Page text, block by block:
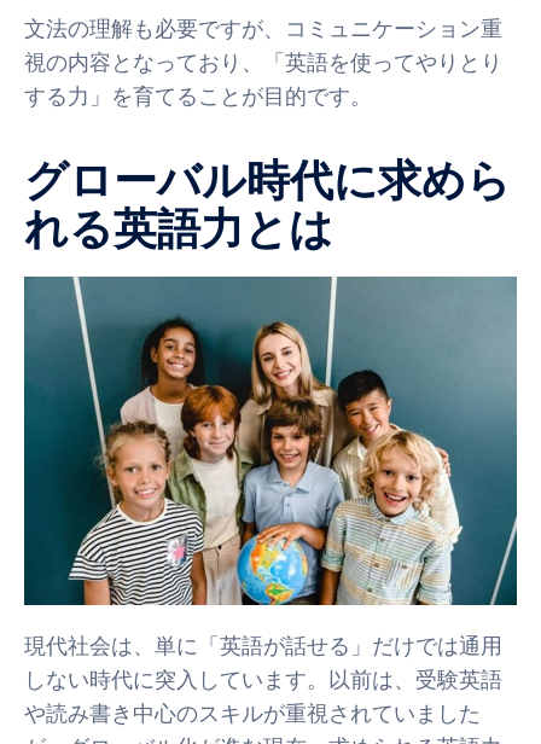
文法の理解も必要ですが、コミュニケーション重
視の内容となっており、「英語を使ってやりとり
する力」を育てることが目的です。
グローバル時代に求めら
れる英語力とは
現代社会は、単に「英語が話せる」だけでは通用
しない時代に突入しています。以前は、受験英語
や読み書き中心のスキルが重視されていました